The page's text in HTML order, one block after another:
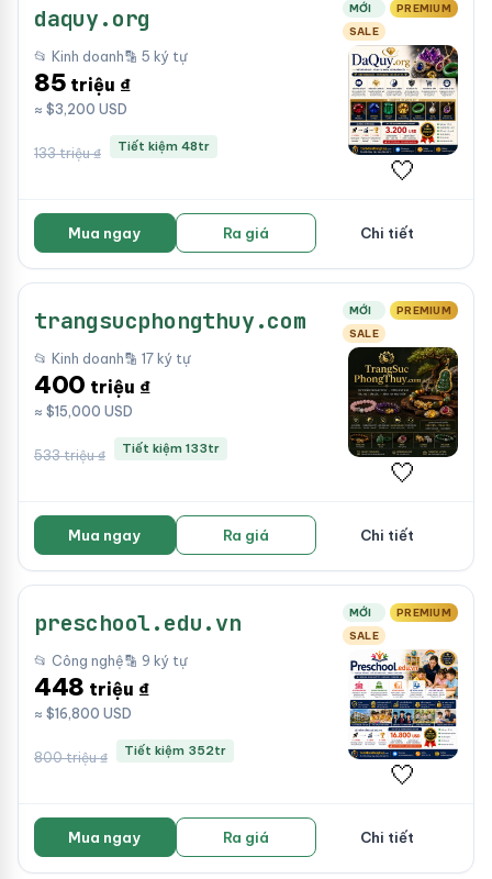
daquy.org MỚI
PREMIUM
SALE
📂 Kinh doanh🔡 5 ký tự
85 triệu ₫
≈ $3,200 USD
133 triệu ₫ Tiết kiệm 48tr
🤍
Mua ngay Ra giá Chi tiết
trangsucphongthuy.com MỚI
PREMIUM
SALE
📂 Kinh doanh🔡 17 ký tự
400 triệu ₫
≈ $15,000 USD
533 triệu ₫ Tiết kiệm 133tr
🤍
Mua ngay Ra giá Chi tiết
preschool.edu.vn MỚI
PREMIUM
SALE
📂 Công nghệ🔡 9 ký tự
448 triệu ₫
≈ $16,800 USD
800 triệu ₫ Tiết kiệm 352tr
🤍
Mua ngay Ra giá Chi tiết